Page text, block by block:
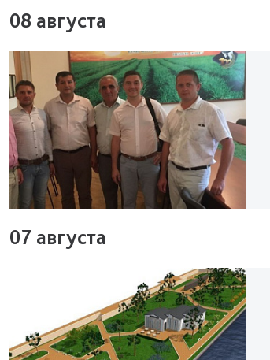
08 августа
07 августа